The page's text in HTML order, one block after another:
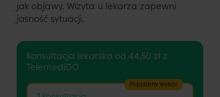
jak objawy. Wizyta u lekarza zapewni
jasność sytuacji.
Konsultacja lekarska od 44,50 zł z
TelemediGO
Popularny wybór